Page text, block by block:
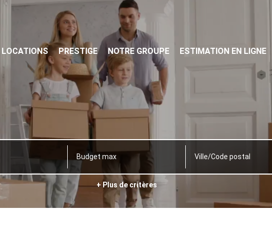
LOCATIONS PRESTIGE NOTRE GROUPE ESTIMATION EN LIGNE
Ville/Code postal
+ Plus de critères